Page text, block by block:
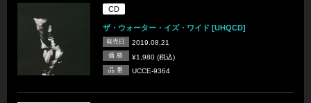
CD
ザ・ウォーター・イズ・ワイド [UHQCD]
発売日 2019.08.21
価 格 ¥1,980 (税込)
品 番 UCCE-9364